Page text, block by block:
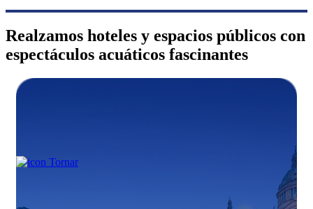
Realzamos hoteles y espacios públicos con
espectáculos acuáticos fascinantes
Tornar